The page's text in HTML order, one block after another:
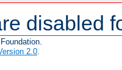
disabled
2.0.